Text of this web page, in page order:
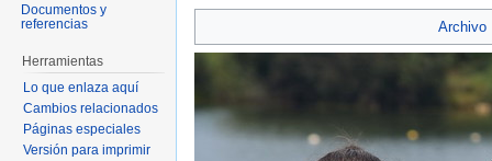
Archivo
Documentos y
referencias
Herramientas
Lo que enlaza aquí
Cambios relacionados
Páginas especiales
Versión para imprimir